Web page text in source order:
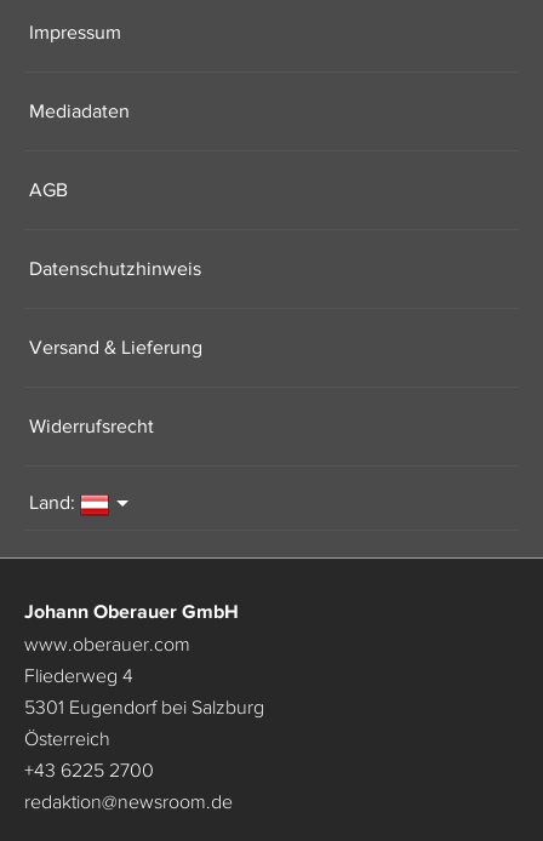
Impressum
Mediadaten
AGB
Datenschutzhinweis
Versand & Lieferung
Widerrufsrecht
Land:
Johann Oberauer GmbH
www.oberauer.com
Fliederweg 4
5301 Eugendorf bei Salzburg
Österreich
+43 6225 2700
redaktion@newsroom.de